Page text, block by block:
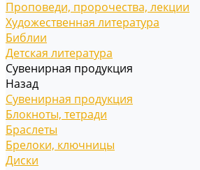
Проповеди, пророчества, лекции
Художественная литература
Библии
Детская литература
Сувенирная продукция
Назад
Сувенирная продукция
Блокноты, тетради
Браслеты
Брелоки, ключницы
Диски